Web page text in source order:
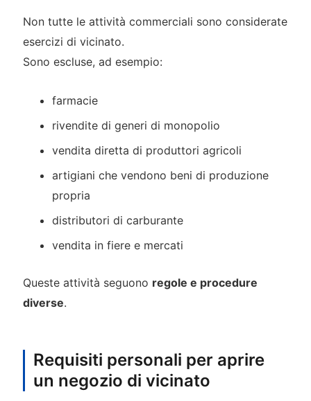
Non tutte le attività commerciali sono considerate
esercizi di vicinato.
Sono escluse, ad esempio:
farmacie
rivendite di generi di monopolio
vendita diretta di produttori agricoli
artigiani che vendono beni di produzione
propria
distributori di carburante
vendita in fiere e mercati
Queste attività seguono regole e procedure
diverse.
Requisiti personali per aprire
un negozio di vicinato